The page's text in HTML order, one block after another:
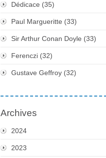
Dédicace (35)
Paul Margueritte (33)
Sir Arthur Conan Doyle (33)
Ferenczi (32)
Gustave Geffroy (32)
Archives
2024
2023